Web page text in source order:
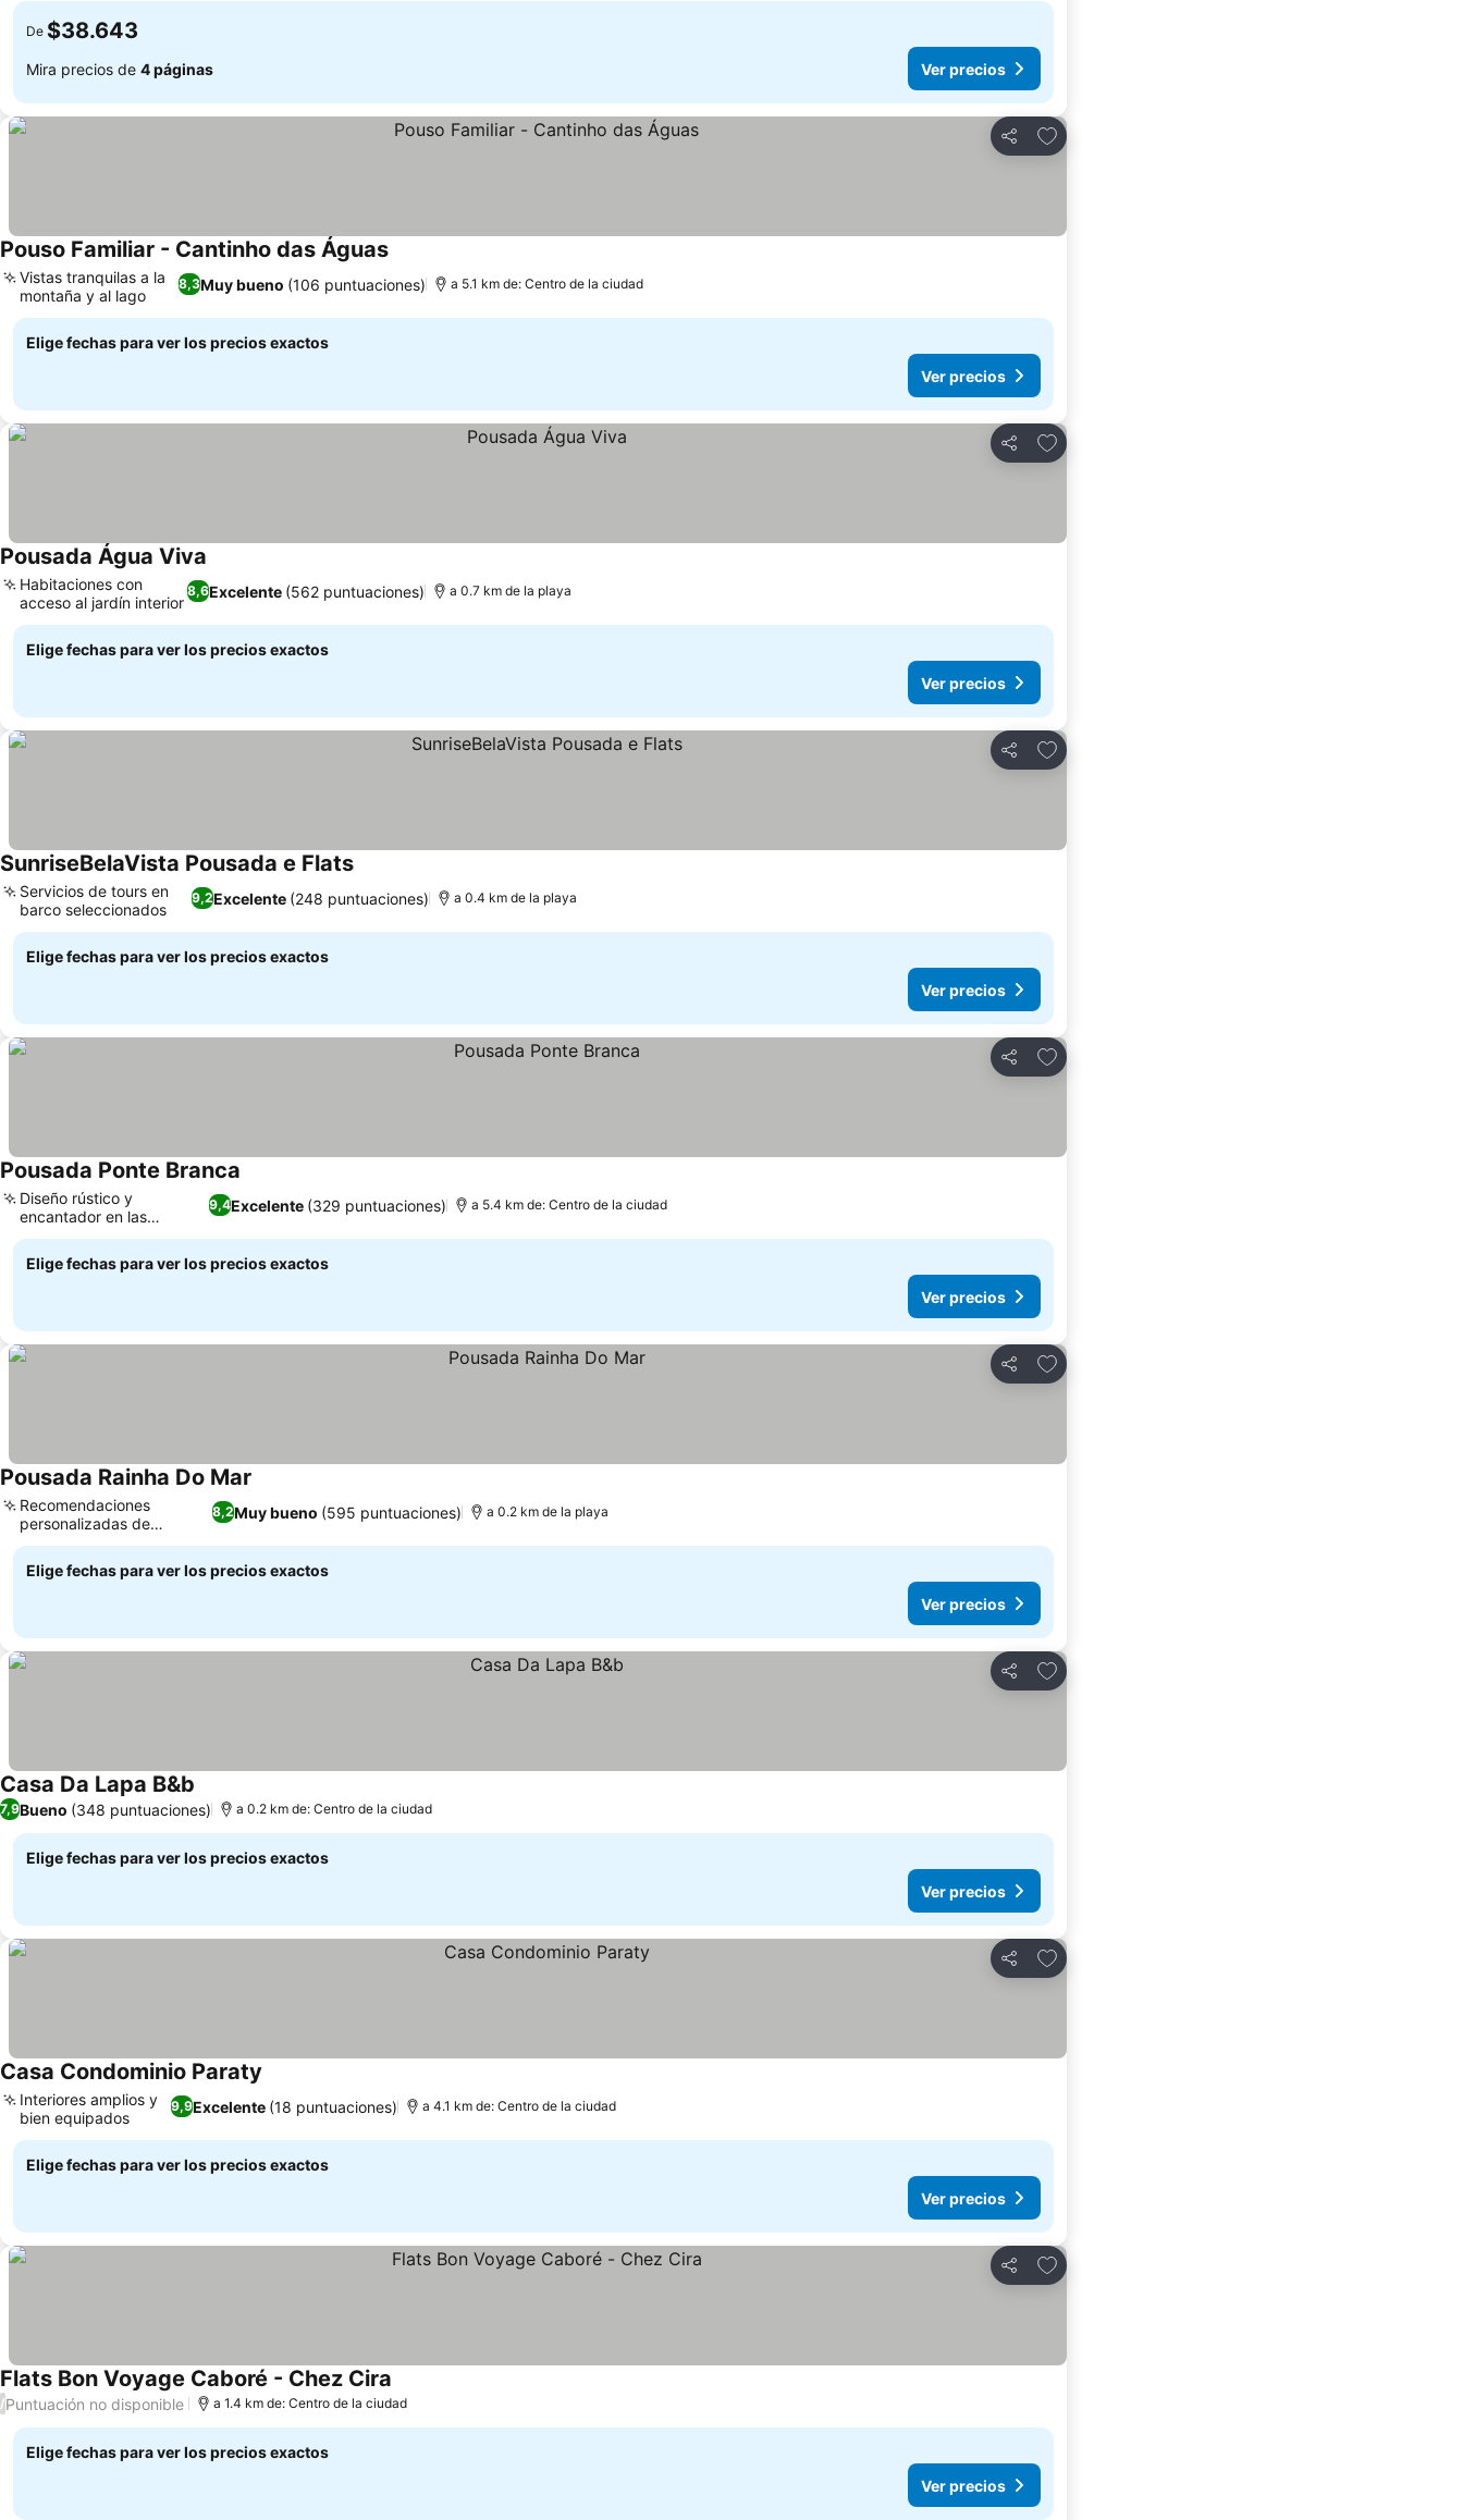
De $38.643
Mira precios de 4 páginas Ver precios
Compartir
Agregar a favoritos
Pouso Familiar - Cantinho das ÁguasVer precios
8,3Muy bueno (106 puntuaciones)
Vistas tranquilas a la
montaña y al lago
a 5.1 km de: Centro de la ciudad
Elige fechas para ver los precios exactos
Ver precios
Compartir
Agregar a favoritos
Pousada Água Viva
8,6Excelente (562 puntuaciones)
Habitaciones con
acceso al jardín interior
a 0.7 km de la playa
Elige fechas para ver los precios exactos
Ver precios
Compartir
Agregar a favoritos
SunriseBelaVista Pousada e FlatsVer precios
9,2Excelente (248 puntuaciones)
Servicios de tours en
barco seleccionados
a 0.4 km de la playa
Elige fechas para ver los precios exactos
Ver precios
Compartir
Agregar a favoritos
Pousada Ponte Branca
9,4Excelente (329 puntuaciones)
Diseño rústico y
encantador en las
habitaciones
a 5.4 km de: Centro de la ciudad
Elige fechas para ver los precios exactos
Ver precios
Compartir
Agregar a favoritos
Pousada Rainha Do Mar
8,2Muy bueno (595 puntuaciones)
Recomendaciones
personalizadas de
excursiones
a 0.2 km de la playa
Elige fechas para ver los precios exactos
Ver precios
Compartir
Agregar a favoritos
Casa Da Lapa B&b Ver precios
7,9Bueno (348 puntuaciones) a 0.2 km de: Centro de la ciudad
Elige fechas para ver los precios exactos
Ver precios
Compartir
Agregar a favoritos
Casa Condominio Paraty
9,9Excelente (18 puntuaciones)
Interiores amplios y
bien equipados
a 4.1 km de: Centro de la ciudad
Elige fechas para ver los precios exactos
Ver precios
Compartir
Agregar a favoritos
Flats Bon Voyage Caboré - Chez Cira
/Puntuación no disponible a 1.4 km de: Centro de la ciudad
Elige fechas para ver los precios exactos
Ver precios